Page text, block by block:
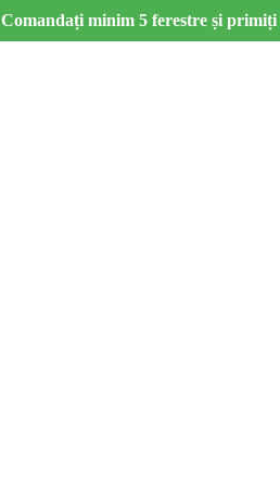
Comandați minim 5 ferestre și primiți